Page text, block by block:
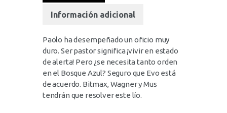
Información adicional
Paolo ha desempeñado un oficio muy
duro. Ser pastor significa ¡vivir en estado
de alerta! Pero ¿se necesita tanto orden
en el Bosque Azul? Seguro que Evo está
de acuerdo. Bitmax, Wagner y Mus
tendrán que resolver este lío.